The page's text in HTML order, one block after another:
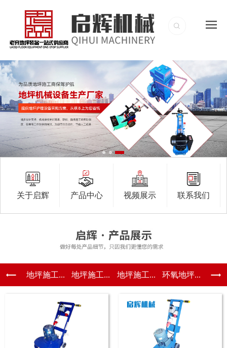
关于启辉 产品中心 视频展示 联系我们
地坪施工... 地坪施工... 地坪施工... 环氧地坪...